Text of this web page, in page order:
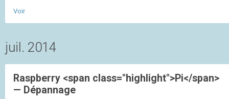
Voir
juil. 2014
Raspberry <span class="highlight">Pi</span>
— Dépannage